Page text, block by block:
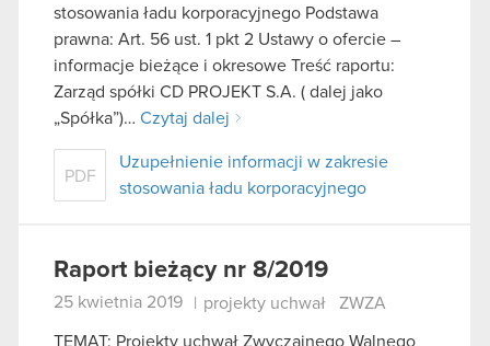
stosowania ładu korporacyjnego Podstawa
prawna: Art. 56 ust. 1 pkt 2 Ustawy o ofercie –
informacje bieżące i okresowe Treść raportu:
Zarząd spółki CD PROJEKT S.A. ( dalej jako
„Spółka”)… Czytaj dalej
PDF
Uzupełnienie informacji w zakresie
stosowania ładu korporacyjnego
Raport bieżący nr 8/2019
25 kwietnia 2019 projekty uchwał ZWZA
TEMAT: Projekty uchwał Zwyczajnego Walnego